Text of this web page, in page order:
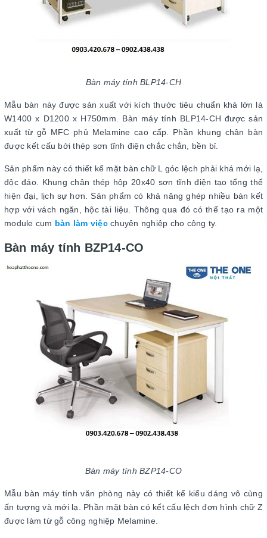
Bàn máy tính BLP14-CH
Mẫu bàn này được sản xuất với kích thước tiêu chuẩn khá lớn là
W1400 x D1200 x H750mm. Bàn máy tính BLP14-CH được sản
xuất từ gỗ MFC phủ Melamine cao cấp. Phần khung chân bàn
được kết cấu bởi thép sơn tĩnh điện chắc chắn, bền bỉ.
Sản phẩm này có thiết kế mặt bàn chữ L góc lệch phải khá mới lạ,
độc đáo. Khung chân thép hộp 20x40 sơn tĩnh điện tạo tổng thể
hiện đại, lịch sự hơn. Sản phẩm có khả năng ghép nhiều bàn kết
hợp với vách ngăn, hộc tài liệu. Thông qua đó có thể tạo ra một
module cụm bàn làm việcchuyên nghiệp cho công ty.
Bàn máy tính BZP14-CO
Bàn máy tính BZP14-CO
Mẫu bàn máy tính văn phòng này có thiết kế kiểu dáng vô cùng
ấn tượng và mới lạ. Phần mặt bàn có kết cấu lệch đơn hình chữ Z
được làm từ gỗ công nghiệp Melamine.